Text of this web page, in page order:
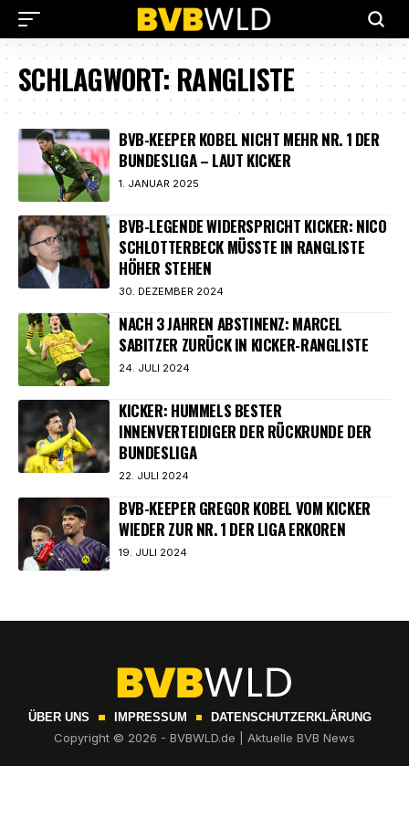
SCHLAGWORT:RANGLISTE
BVB-KEEPER KOBEL NICHT MEHR NR. 1 DER
BUNDESLIGA – LAUT KICKER
1. JANUAR 2025
BVB-LEGENDE WIDERSPRICHT KICKER: NICO
SCHLOTTERBECK MÜSSTE IN RANGLISTE
HÖHER STEHEN
30. DEZEMBER 2024
NACH 3 JAHREN ABSTINENZ: MARCEL
SABITZER ZURÜCK IN KICKER-RANGLISTE
24. JULI 2024
KICKER: HUMMELS BESTER
INNENVERTEIDIGER DER RÜCKRUNDE DER
BUNDESLIGA
22. JULI 2024
BVB-KEEPER GREGOR KOBEL VOM KICKER
WIEDER ZUR NR. 1 DER LIGA ERKOREN
19. JULI 2024
ÜBER UNS IMPRESSUM DATENSCHUTZERKLÄRUNG
Copyright © 2026 - BVBWLD.de | Aktuelle BVB News